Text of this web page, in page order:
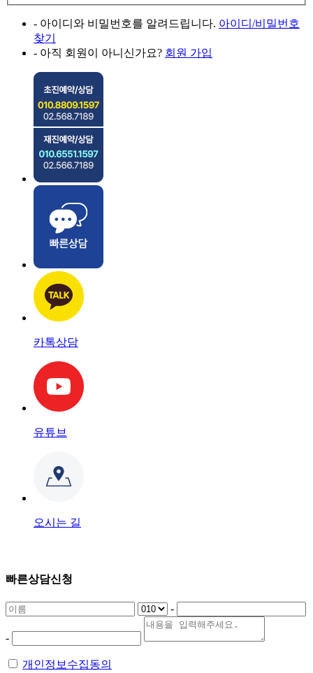
- 아이디와 비밀번호를 알려드립니다. 아이디/비밀번호
찾기
- 아직 회원이 아니신가요? 회원 가입
카톡상담
유튜브
오시는 길
빠른상담신청
-
-
개인정보수집동의